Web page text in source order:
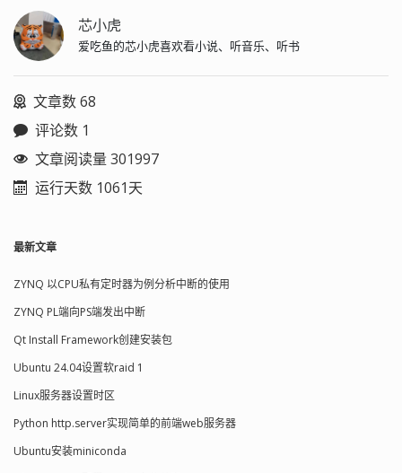
芯小虎
爱吃鱼的芯小虎喜欢看小说、听音乐、听书
文章数 68
评论数 1
文章阅读量 301997
运行天数 1061天
最新文章
ZYNQ 以CPU私有定时器为例分析中断的使用
ZYNQ PL端向PS端发出中断
Qt Install Framework创建安装包
Ubuntu 24.04设置软raid 1
Linux服务器设置时区
Python http.server实现简单的前端web服务器
Ubuntu安装miniconda